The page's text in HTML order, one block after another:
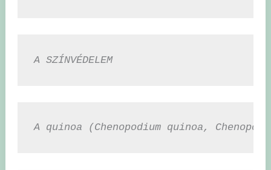
A SZÍNVÉDELEM
A quinoa (Chenopodium quinoa,